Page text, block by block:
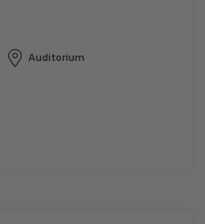
Auditorium